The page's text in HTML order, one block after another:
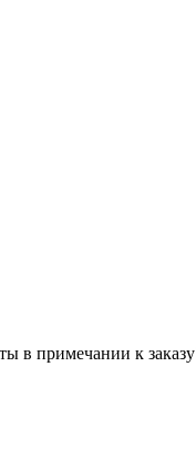
в примечании к